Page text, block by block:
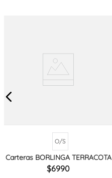
O/S
Carteras BORLINGA TERRACOTA
6990